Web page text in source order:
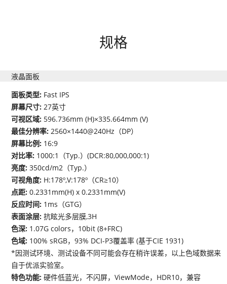
规格
液晶面板
面板类型: Fast IPS
屏幕尺寸:27英寸
可视区域: 596.736mm (H)×335.664mm (V)
最佳分辨率:2560×1440@240Hz（DP）
屏幕比例: 16:9
对比率: 1000:1（Typ.）(DCR:80,000,000:1)
亮度:350cd/m2（Typ.）
可视角度: H:178º,V:178º（CR≥10）
点距:0.2331mm(H) x 0.2331mm(V)
反应时间: 1ms（GTG）
表面涂层:抗眩光多层膜,3H
色深: 1.07G colors，10bit (8+FRC)
色域: 100% sRGB，93% DCI-P3覆盖率 (基于CIE 1931)
*因测试环境、测试设备不同可能会存在稍许误差，以上色域数据来
自于优派实验室。
特色功能:硬件低蓝光，不闪屏，ViewMode，HDR10，兼容